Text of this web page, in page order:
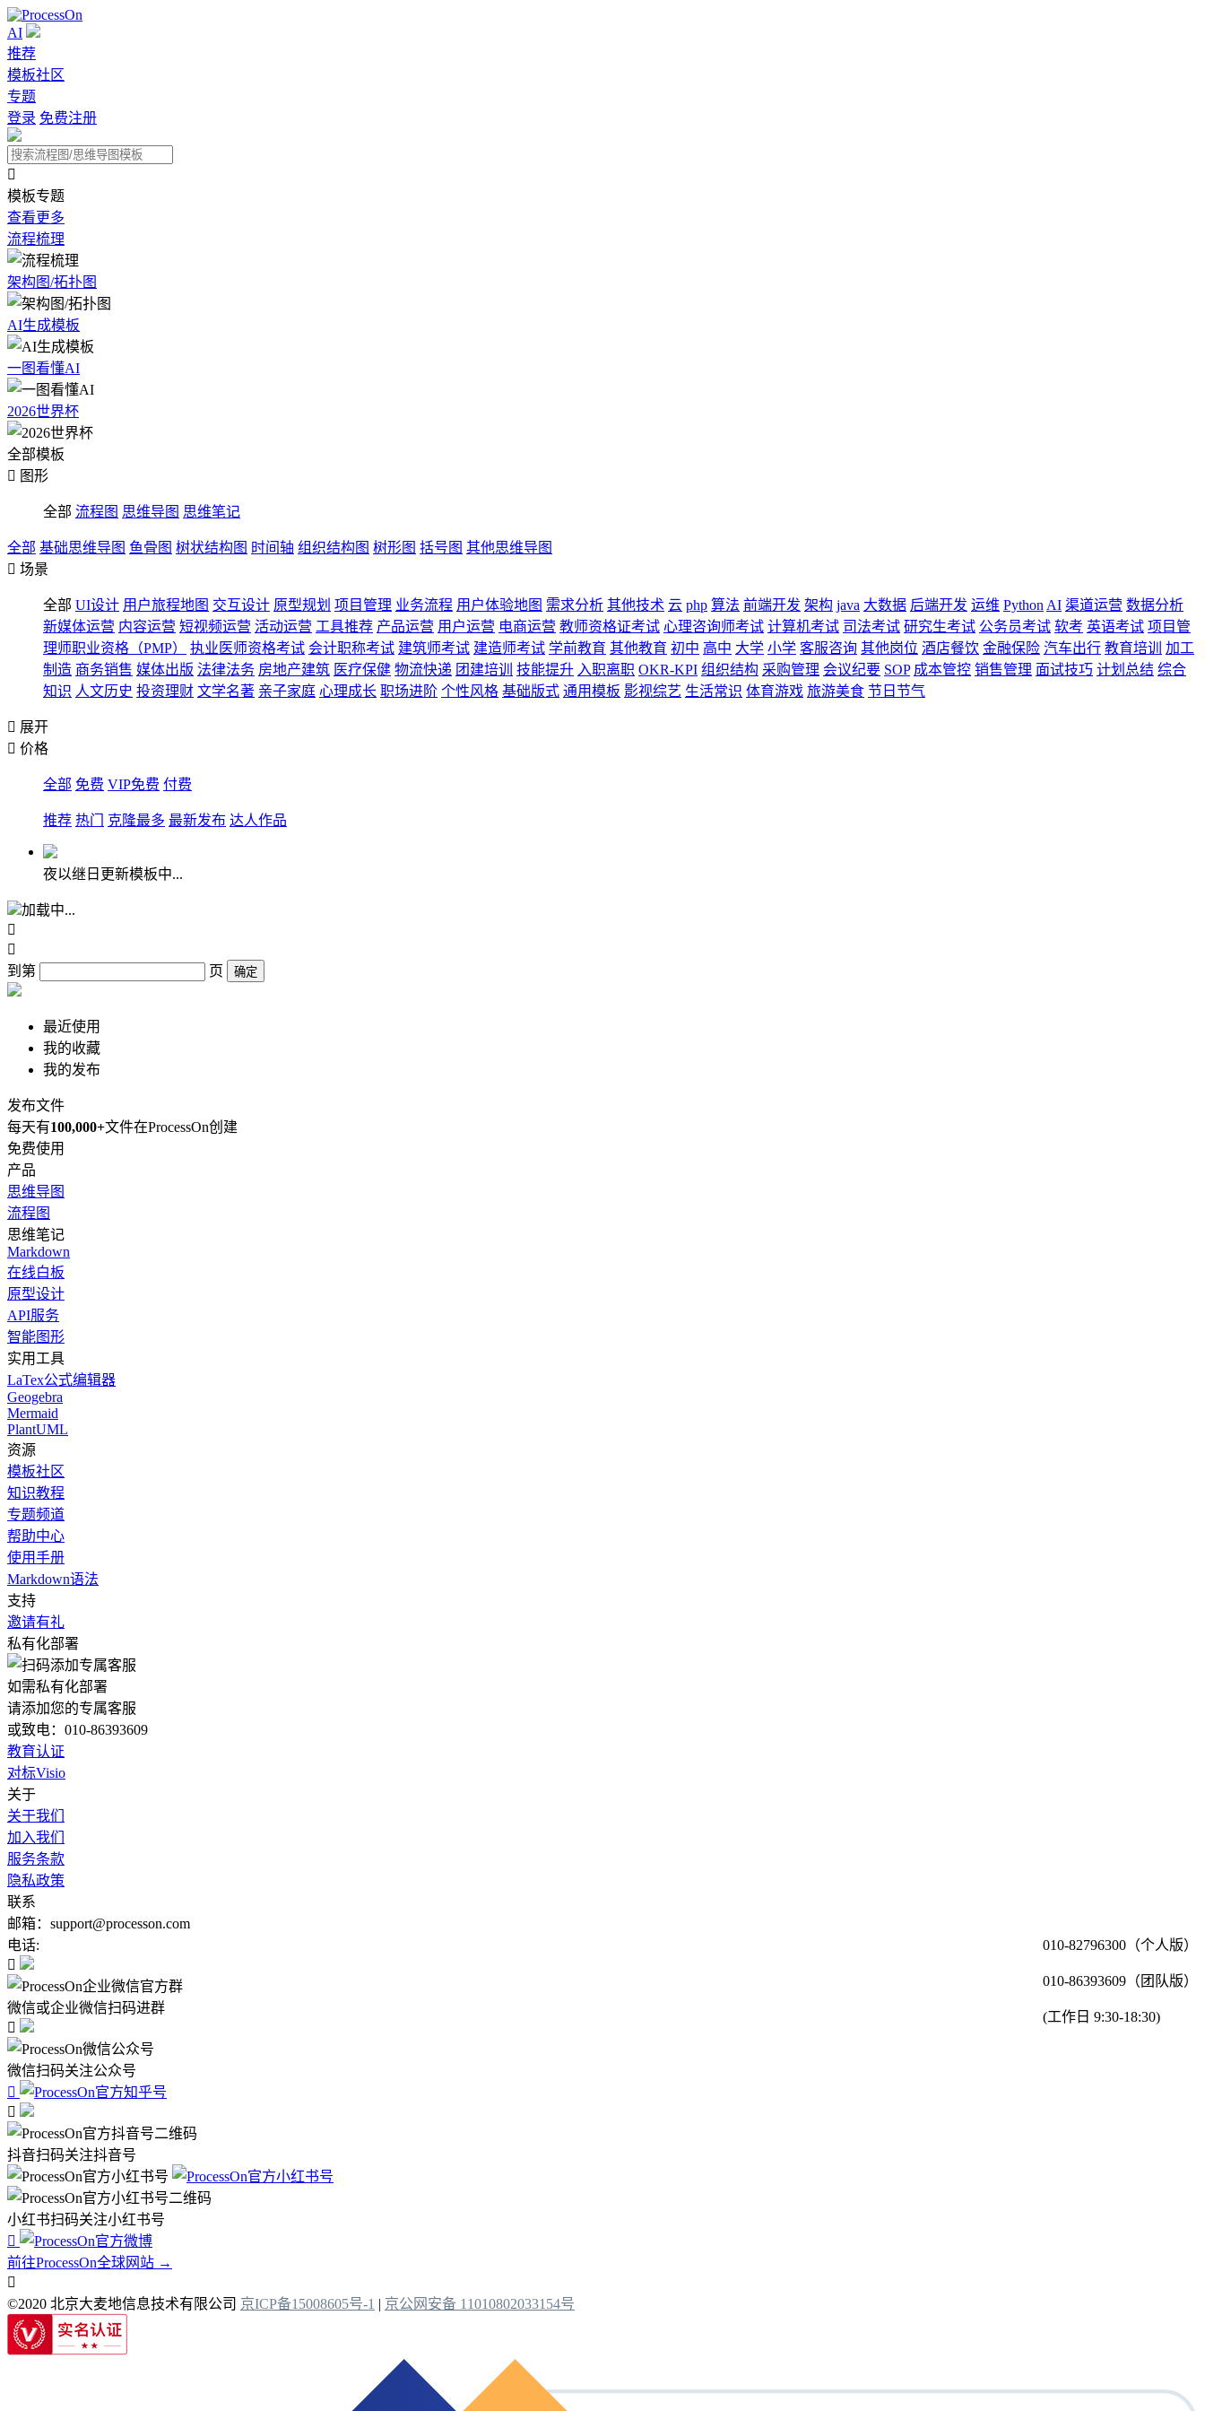
AI
推荐
模板社区
专题
登录 免费注册

模板专题
查看更多
流程梳理
架构图/拓扑图
AI生成模板
一图看懂AI
2026世界杯
全部模板
 图形
全部 流程图 思维导图 思维笔记
全部 基础思维导图 鱼骨图 树状结构图 时间轴 组织结构图 树形图 括号图 其他思维导图
 场景
全部 UI设计 用户旅程地图 交互设计 原型规划 项目管理 业务流程 用户体验地图 需求分析 其他技术 云 php 算法 前端开发 架构 java 大数据 后端开发 运维 Python AI 渠道运营 数据分析
新媒体运营 内容运营 短视频运营 活动运营 工具推荐 产品运营 用户运营 电商运营 教师资格证考试 心理咨询师考试 计算机考试 司法考试 研究生考试 公务员考试 软考 英语考试 项目管
理师职业资格（PMP）
执业医师资格考试 会计职称考试 建筑师考试 建造师考试 学前教育 其他教育 初中 高中 大学 小学 客服咨询 其他岗位 酒店餐饮 金融保险 汽车出行 教育培训
加工
制造 商务销售 媒体出版 法律法务 房地产建筑 医疗保健 物流快递 团建培训 技能提升 入职离职 OKR-KPI 组织结构 采购管理 会议纪要 SOP 成本管控 销售管理 面试技巧 计划总结 综合
知识 人文历史 投资理财 文学名著 亲子家庭 心理成长 职场进阶 个性风格 基础版式 通用模板 影视综艺 生活常识 体育游戏 旅游美食 节日节气
 展开
 价格
全部 免费 VIP免费 付费
推荐 热门 克隆最多 最新发布 达人作品
夜以继日更新模板中...
加载中...


到第
页 确定
最近使用
我的收藏
我的发布
发布文件
每天有100,000+文件在ProcessOn创建
免费使用
产品
思维导图
流程图
思维笔记
Markdown
在线白板
原型设计
API服务
智能图形
实用工具
LaTex公式编辑器
Geogebra
Mermaid
PlantUML
资源
模板社区
知识教程
专题频道
帮助中心
使用手册
Markdown语法
支持
邀请有礼
私有化部署
如需私有化部署
请添加您的专属客服
或致电：010-86393609
教育认证
对标Visio
关于
关于我们
加入我们
服务条款
隐私政策
联系
邮箱：support@processon.com
电话:
010-82796300（个人版）
010-86393609（团队版）
(工作日 9:30-18:30)

微信或企业微信扫码进群

微信扫码关注公众号


抖音扫码关注抖音号
小红书扫码关注小红书号

前往ProcessOn全球网站 →

©2020 北京大麦地信息技术有限公司 京ICP备15008605号-1 | 京公网安备 11010802033154号